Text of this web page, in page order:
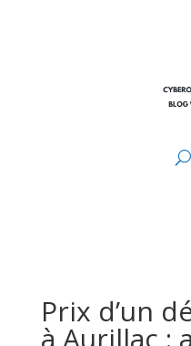
Prix d’un
à Aurillac :